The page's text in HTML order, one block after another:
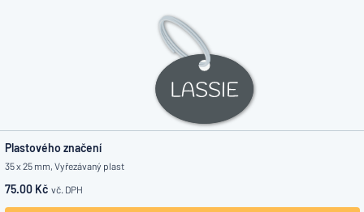
Plastového značení
35 x 25 mm, Vyřezávaný plast
75.00 Kč vč. DPH